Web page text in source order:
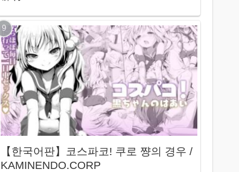
【한국어판】코스파코! 쿠로 쨩의 경우 /
KAMINENDO.CORP